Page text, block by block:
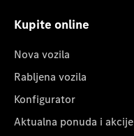
Kupite online
Nova vozila
Rabljena vozila
Konfigurator
Aktualna ponuda i akcije